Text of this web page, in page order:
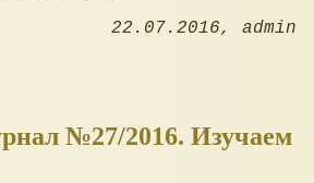
22.07.2016 admin
№27/2016. Изучаем